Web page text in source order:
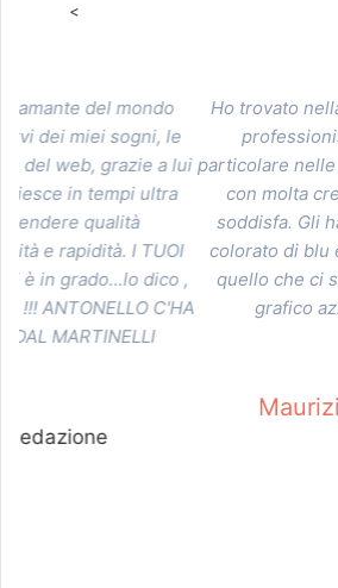
Ho trovato nella persona di
professionista. Geniale nella
particolare nelle immagini
con molta creatività. Il sito che mi
soddisfa. Gli ha fatto indossare un
colorato di blu e di azzurro, tonalità
quello che ci si aspetta di trovare
grafico azzeccato di RADIO
Maurizio Di Emidio
<